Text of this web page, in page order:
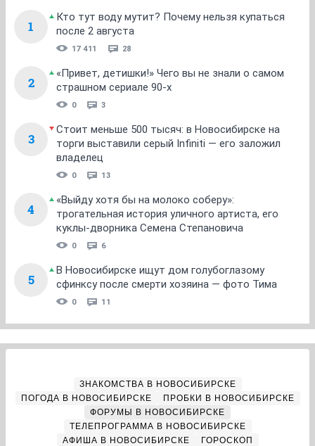
1
Кто тут воду мутит? Почему нельзя купаться
после 2 августа
17 411 28
2
«Привет, детишки!» Чего вы не знали о самом
страшном сериале 90-х
0 3
3
Стоит меньше 500 тысяч: в Новосибирске на
торги выставили серый Infiniti — его заложил
владелец
0 13
4
«Выйду хотя бы на молоко соберу»:
трогательная история уличного артиста, его
куклы-дворника Семена Степановича
0 6
5
В Новосибирске ищут дом голубоглазому
сфинксу после смерти хозяина — фото Тима
0 11
ЗНАКОМСТВА В НОВОСИБИРСКЕ
ПОГОДА В НОВОСИБИРСКЕ
ПРОБКИ В НОВОСИБИРСКЕ
ФОРУМЫ В НОВОСИБИРСКЕ
ТЕЛЕПРОГРАММА В НОВОСИБИРСКЕ
АФИША В НОВОСИБИРСКЕ
ГОРОСКОП